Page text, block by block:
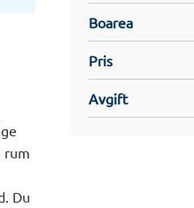
rum
Du
Boarea
Pris
Avgift